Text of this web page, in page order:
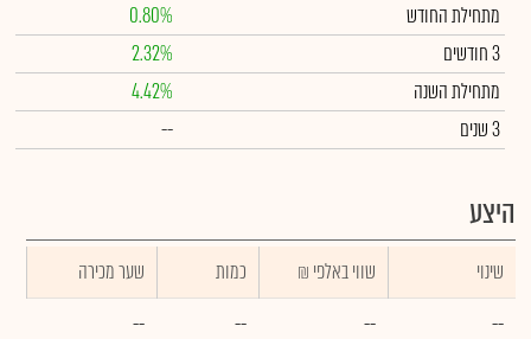
מתחילת החודש
0.80%
3 חודשים
2.32%
מתחילת השנה
4.42%
3 שנים
--
היצע
שינוי ₪ שווי באלפי כמות
שער מכירה
--
--
--
--